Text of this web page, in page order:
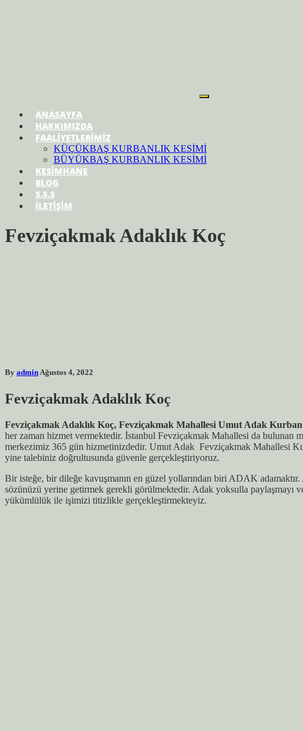
ANASAYFA
HAKKIMIZDA
FAALİYETLERİMİZ
KÜÇÜKBAŞ KURBANLIK KESİMİ
BÜYÜKBAŞ KURBANLIK KESİMİ
KESİMHANE
BLOG
S.S.S
İLETİŞİM
Fevziçakmak Adaklık Koç
By adminAğustos 4, 2022
FevziçakmakAdaklık Koç
Fevziçakmak Adaklık Koç, Fevziçakmak Mahallesi Umut Adak
her zaman hizmet vermektedir. İstanbul Fevziçakmak Mahallesi da bulunan
merkezimiz 365 gün hizmetinizdedir. Umut Adak Fevziçakmak Mahallesi
yine talebiniz doğrultusunda güvenle gerçekleştiriyoruz.
Bir isteğe, bir dileğe kavuşmanın en güzel yollarından biri ADAK
sözünüzü yerine getirmek gerekli görülmektedir. Adak yoksulla paylaşmayı
yükümlülük ile işimizi titizlikle gerçekleştirmekteyiz.